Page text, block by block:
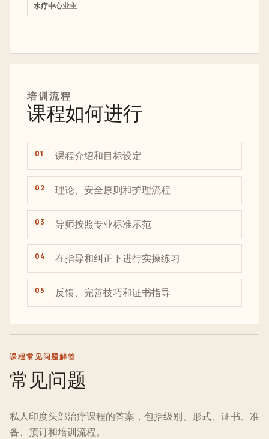
水疗中心业主
培训流程
课程如何进行
课程介绍和目标设定
理论、安全原则和护理流程
导师按照专业标准示范
在指导和纠正下进行实操练习
反馈、完善技巧和证书指导
课程常见问题解答
常见问题
私人印度头部治疗课程的答案，包括级别、形式、证书、准
备、预订和培训流程。